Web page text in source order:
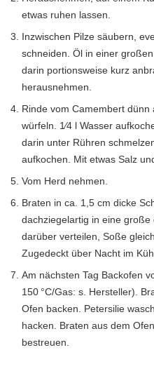
etwas ruhen lassen.
Inzwischen Pilze säubern,
schneiden. Öl in einer
darin portionsweise kurz
herausnehmen.
Rinde vom Camembert
würfeln. 1⁄4 l Wasser
darin unter Rühren
aufkochen. Mit etwas Salz
Vom Herd nehmen.
Braten in ca. 1,5 cm dicke
dachziegelartig in eine
darüber verteilen, Soße
Zugedeckt über Nacht im
Am nächsten Tag Backofen
150 °C/Gas: s. Hersteller).
Ofen backen. Petersilie
hacken. Braten aus dem
bestreuen.